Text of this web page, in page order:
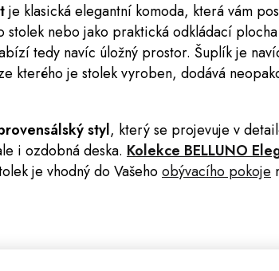
je klasická elegantní komoda, která vám
stolek nebo jako praktická odkládací
tedy navíc úložný prostor. Šuplík je
kterého je stolek vyroben, dodává
styl, který se projevuje v
i ozdobná deska. Kolekce BELLUNO
je vhodný do Vašehoobývacího pokoje